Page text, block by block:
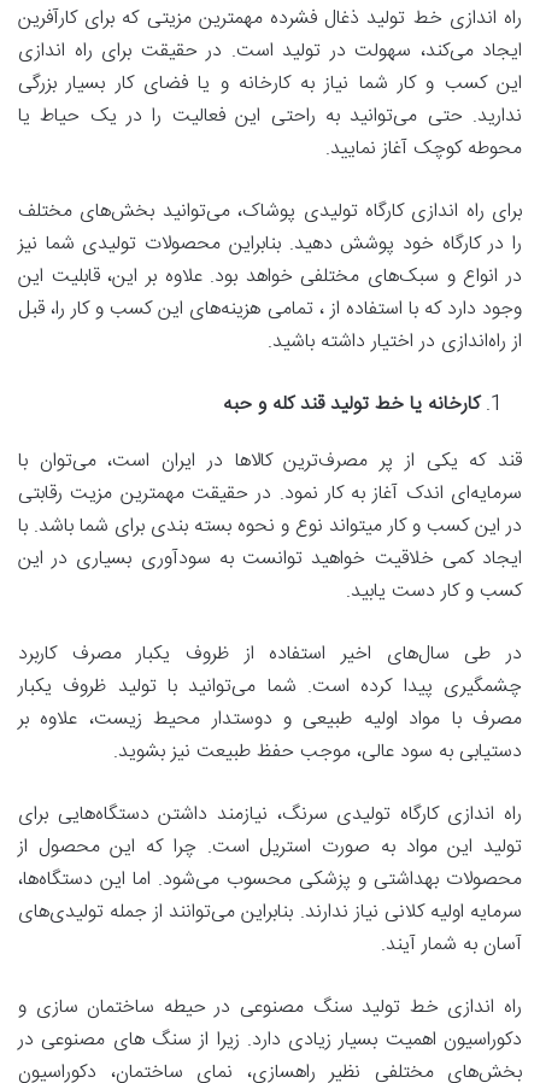
راه اندازی خط تولید ذغال فشرده مهمترین مزیتی که برای کارآفرین
ایجاد می‌کند، سهولت در تولید است. در حقیقت برای راه اندازی
این کسب و کار شما نیاز به کارخانه و یا فضای کار بسیار بزرگی
ندارید. حتی می‌توانید به راحتی این فعالیت را در یک حیاط یا
محوطه کوچک آغاز نمایید.
برای راه اندازی کارگاه تولیدی پوشاک، می‌توانید بخش‌های مختلف
را در کارگاه خود پوشش دهید. بنابراین محصولات تولیدی شما نیز
در انواع و سبک‌های مختلفی خواهد بود. علاوه بر این، قابلیت این
وجود دارد که با استفاده از ، تمامی هزینه‌های این کسب و کار را، قبل
از راه‌اندازی در اختیار داشته باشید.
کارخانه یا خط تولید قند کله و حبه
قند که یکی از پر مصرف‌ترین کالاها در ایران است، می‌توان با
سرمایه‌ای اندک آغاز به کار نمود. در حقیقت مهمترین مزیت رقابتی
در این کسب و کار میتواند نوع و نحوه بسته بندی برای شما باشد. با
ایجاد کمی خلاقیت خواهید توانست به سودآوری بسیاری در این
کسب و کار دست یابید.
در طی سال‌های اخیر استفاده از ظروف یکبار مصرف کاربرد
چشمگیری پیدا کرده است. شما می‌توانید با تولید ظروف یکبار
مصرف با مواد اولیه طبیعی و دوستدار محیط زیست، علاوه بر
دستیابی به سود عالی، موجب حفظ طبیعت نیز بشوید.
راه اندازی کارگاه تولیدی سرنگ، نیازمند داشتن دستگاه‌هایی برای
تولید این مواد به صورت استریل است. چرا که این محصول از
محصولات بهداشتی و پزشکی محسوب می‌شود. اما این دستگاه‌ها،
سرمایه اولیه کلانی نیاز ندارند. بنابراین می‌توانند از جمله تولیدی‌های
آسان به شمار آیند.
راه اندازی خط تولید سنگ مصنوعی در حیطه ساختمان سازی و
دکوراسیون اهمیت بسیار زیادی دارد. زیرا از سنگ های مصنوعی در
بخش‌های مختلفی نظیر راهسازی، نمای ساختمان، دکوراسیون